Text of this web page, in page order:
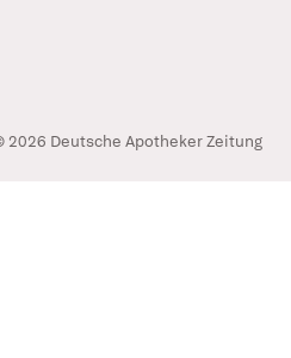
2026 Deutsche Apotheker Zeitung